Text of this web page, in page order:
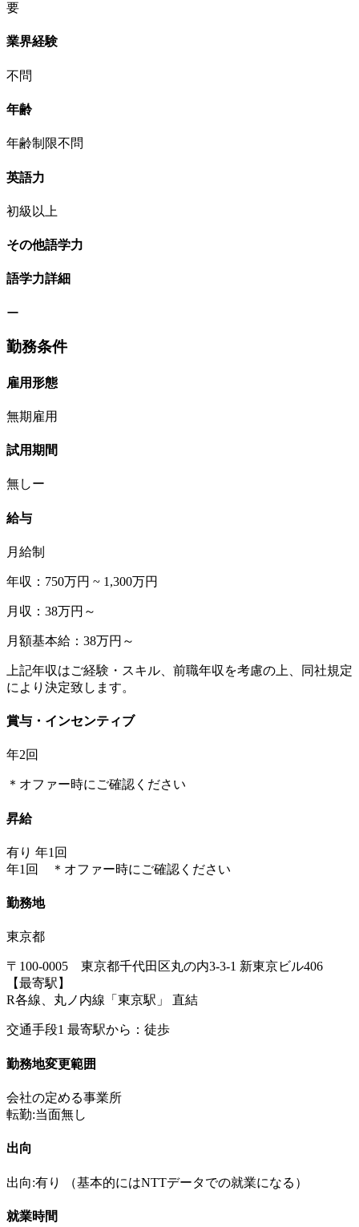
要
業界経験
不問
年齢
年齢制限不問
英語力
初級以上
その他語学力
語学力詳細
ー
勤務条件
雇用形態
無期雇用
試用期間
無しー
給与
月給制
年収：750万円 ~ 1,300万円
月収：38万円～
月額基本給：38万円～
上記年収はご経験・スキル、前職年収を考慮の上、同社規定
により決定致します。
賞与・インセンティブ
年2回
＊オファー時にご確認ください
昇給
有り 年1回
年1回 ＊オファー時にご確認ください
勤務地
東京都
〒100-0005 東京都千代田区丸の内3-3-1 新東京ビル406
【最寄駅】
R各線、丸ノ内線「東京駅」 直結
交通手段1 最寄駅から：徒歩
勤務地変更範囲
会社の定める事業所
転勤:当面無し
出向
出向:有り （基本的にはNTTデータでの就業になる）
就業時間